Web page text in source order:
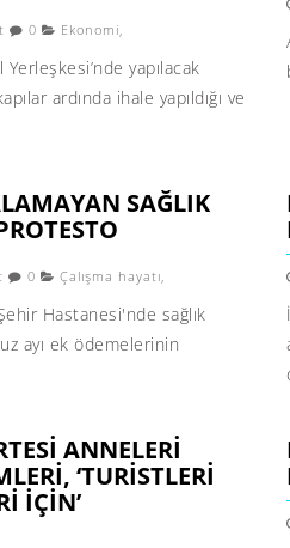
0 Ekonomi,
yapılacak
ardında ihale yapıldığı ve
SAĞLIK
0 Çalışma hayatı,
Hastanesi'nde sağlık
ayı ek ödemelerinin
ANNELERI
‘TURISTLERI
IÇIN’